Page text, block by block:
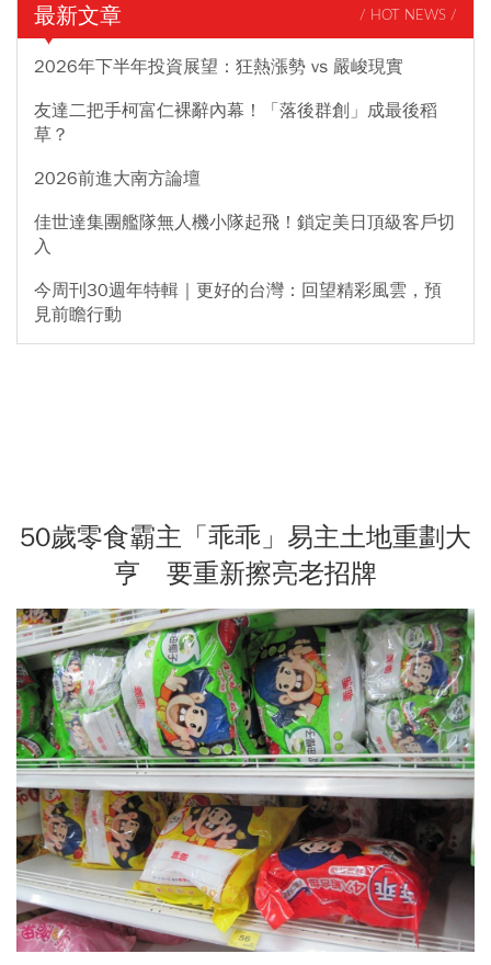
最新文章 / HOT NEWS /
2026年下半年投資展望：狂熱漲勢 vs 嚴峻現實
友達二把手柯富仁裸辭內幕！「落後群創」成最後稻
草？
2026前進大南方論壇
佳世達集團艦隊無人機小隊起飛！鎖定美日頂級客戶切
入
今周刊30週年特輯｜更好的台灣：回望精彩風雲，預
見前瞻行動
50歲零食霸主「乖乖」易主土地重劃大
亨 要重新擦亮老招牌